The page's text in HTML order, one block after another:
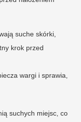
suche skórki,
krok przed
wargi i sprawia,
suchych miejsc, co